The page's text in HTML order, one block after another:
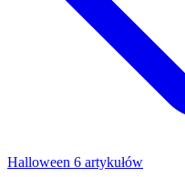
Halloween 6 artykułów